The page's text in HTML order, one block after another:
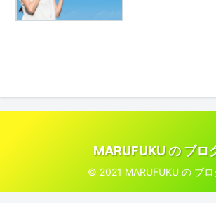
MARUFUKU の ブロ
© 2021 MARUFUKU の ブロ